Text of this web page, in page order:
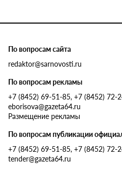
По вопросам сайта
redaktor@sarnovosti.ru
По вопросам рекламы
+7 (8452) 69-51-85, +7 (8452) 72-
eborisova@gazeta64.ru
Размещение рекламы
По вопросам публикации
+7 (8452) 69-51-85, +7 (8452) 72-
tender@gazeta64.ru